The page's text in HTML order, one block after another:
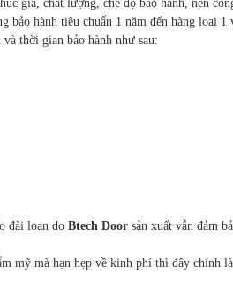
giá, chất lượng, chế độ bảo hành, nên
hành tiêu chuẩn 1 năm đến hàng loại 1
thời gian bảo hành như sau:
đài loan do Btech Door sản xuất vẫn đảm
mỹ mà hạn hẹp về kinh phí thì đây